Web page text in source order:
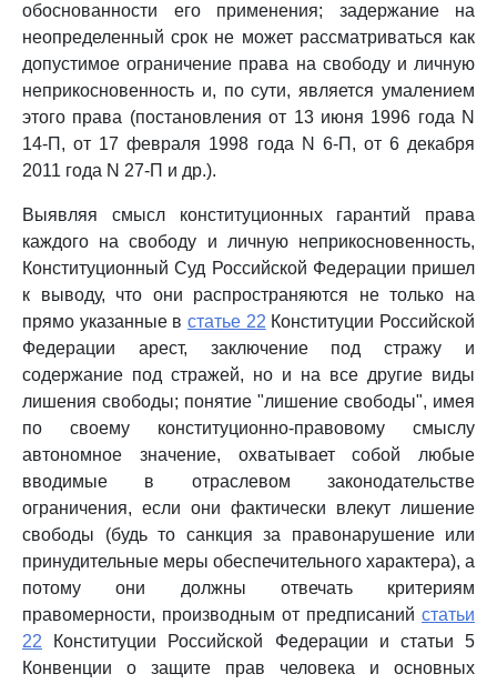
обоснованности его применения; задержание на
неопределенный срок не может рассматриваться как
допустимое ограничение права на свободу и личную
неприкосновенность и, по сути, является умалением
этого права (постановления от 13 июня 1996 года N
14-П, от 17 февраля 1998 года N 6-П, от 6 декабря
2011 года N 27-П и др.).
Выявляя смысл конституционных гарантий права
каждого на свободу и личную неприкосновенность,
Конституционный Суд Российской Федерации пришел
к выводу, что они распространяются не только на
прямо указанные в статье 22 Конституции Российской
Федерации арест, заключение под стражу и
содержание под стражей, но и на все другие виды
лишения свободы; понятие "лишение свободы", имея
по своему конституционно-правовому смыслу
автономное значение, охватывает собой любые
вводимые в отраслевом законодательстве
ограничения, если они фактически влекут лишение
свободы (будь то санкция за правонарушение или
принудительные меры обеспечительного характера), а
потому они должны отвечать критериям
правомерности, производным от предписаний статьи
22 Конституции Российской Федерации и статьи 5
Конвенции о защите прав человека и основных